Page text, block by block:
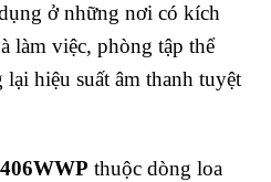
ở những nơi có kích
làm việc, phòng tập thể
hiệu suất âm thanh tuyệt
thuộc dòng loa